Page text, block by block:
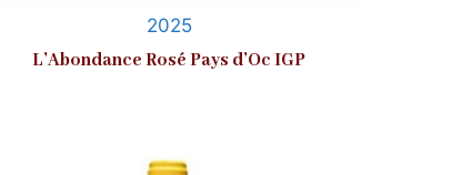
2025
L’Abondance Rosé Pays d’Oc IGP